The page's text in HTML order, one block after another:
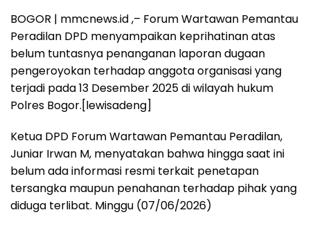
BOGOR | mmcnews.id ,– Forum Wartawan Pemantau
Peradilan DPD menyampaikan keprihatinan atas
belum tuntasnya penanganan laporan dugaan
pengeroyokan terhadap anggota organisasi yang
terjadi pada 13 Desember 2025 di wilayah hukum
Polres Bogor.[lewisadeng]
Ketua DPD Forum Wartawan Pemantau Peradilan,
Juniar Irwan M, menyatakan bahwa hingga saat ini
belum ada informasi resmi terkait penetapan
tersangka maupun penahanan terhadap pihak yang
diduga terlibat. Minggu (07/06/2026)